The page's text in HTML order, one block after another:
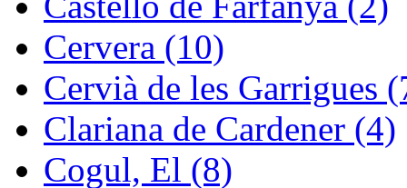
Cervera (10)
Cervià de les Garrigues
Clariana de Cardener (4)
Cogul, El (8)